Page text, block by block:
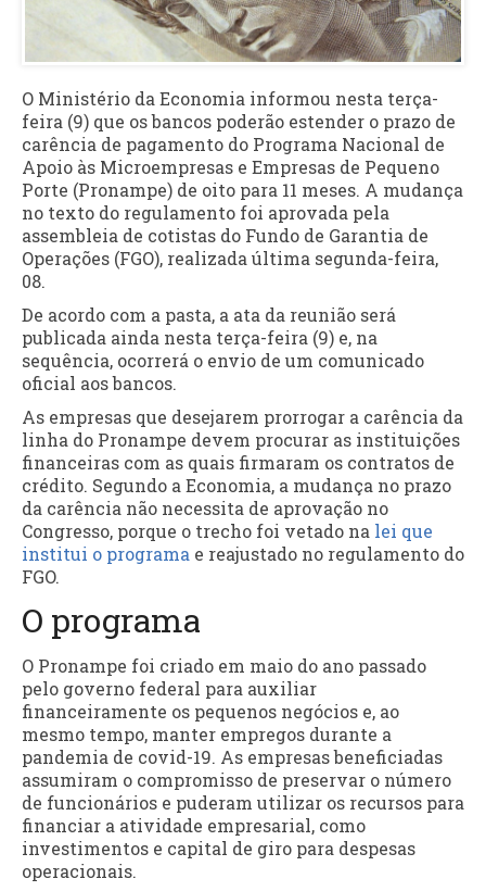
O Ministério da Economia informou nesta terça-
feira (9) que os bancos poderão estender o prazo de
carência de pagamento do Programa Nacional de
Apoio às Microempresas e Empresas de Pequeno
Porte (Pronampe) de oito para 11 meses. A mudança
no texto do regulamento foi aprovada pela
assembleia de cotistas do Fundo de Garantia de
Operações (FGO), realizada última segunda-feira,
08.
De acordo com a pasta, a ata da reunião será
publicada ainda nesta terça-feira (9) e, na
sequência, ocorrerá o envio de um comunicado
oficial aos bancos.
As empresas que desejarem prorrogar a carência da
linha do Pronampe devem procurar as instituições
financeiras com as quais firmaram os contratos de
crédito. Segundo a Economia, a mudança no prazo
da carência não necessita de aprovação no
Congresso, porque o trecho foi vetado na lei que
institui o programa e reajustado no regulamento do
FGO.
O programa
O Pronampe foi criado em maio do ano passado
pelo governo federal para auxiliar
financeiramente os pequenos negócios e, ao
mesmo tempo, manter empregos durante a
pandemia de covid-19. As empresas beneficiadas
assumiram o compromisso de preservar o número
de funcionários e puderam utilizar os recursos para
financiar a atividade empresarial, como
investimentos e capital de giro para despesas
operacionais.